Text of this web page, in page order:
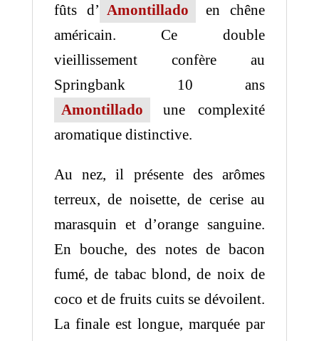
fûts d’ Amontillado
en chêne
américain. Ce double
vieillissement confère au
Springbank 10 ans
Amontillado
une complexité
aromatique distinctive.
Au nez, il présente des arômes
terreux, de noisette, de cerise au
marasquin et d’orange sanguine.
En bouche, des notes de bacon
fumé, de tabac blond, de noix de
coco et de fruits cuits se dévoilent.
La finale est longue, marquée par